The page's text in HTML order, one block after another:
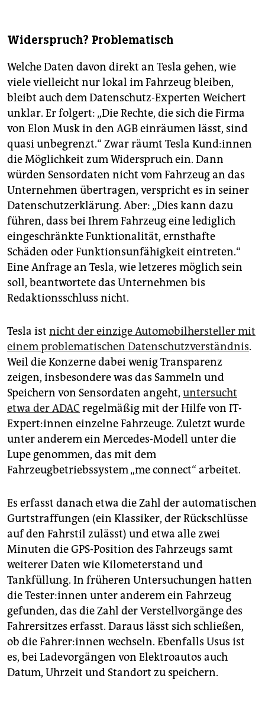
Widerspruch? Problematisch
Welche Daten davon direkt an Tesla gehen, wie
viele vielleicht nur lokal im Fahrzeug bleiben,
bleibt auch dem Datenschutz-Experten Weichert
unklar. Er folgert: „Die Rechte, die sich die Firma
von Elon Musk in den AGB einräumen lässt, sind
quasi unbegrenzt.“ Zwar räumt Tesla Kund:innen
die Möglichkeit zum Widerspruch ein. Dann
würden Sensordaten nicht vom Fahrzeug an das
Unternehmen übertragen, verspricht es in seiner
Datenschutzerklärung. Aber: „Dies kann dazu
führen, dass bei Ihrem Fahrzeug eine lediglich
eingeschränkte Funktionalität, ernsthafte
Schäden oder Funktionsunfähigkeit eintreten.“
Eine Anfrage an Tesla, wie letzeres möglich sein
soll, beantwortete das Unternehmen bis
Redaktionsschluss nicht.
Tesla ist nicht der einzige Automobilhersteller mit
einem problematischen Datenschutzverständnis.
Weil die Konzerne dabei wenig Transparenz
zeigen, insbesondere was das Sammeln und
Speichern von Sensordaten angeht, untersucht
etwa der ADACregelmäßig mit der Hilfe von IT-
Expert:innen einzelne Fahrzeuge. Zuletzt wurde
unter anderem ein Mercedes-Modell unter die
Lupe genommen, das mit dem
Fahrzeugbetriebssystem „me connect“ arbeitet.
Es erfasst danach etwa die Zahl der automatischen
Gurtstraffungen (ein Klassiker, der Rückschlüsse
auf den Fahrstil zulässt) und etwa alle zwei
Minuten die GPS-Position des Fahrzeugs samt
weiterer Daten wie Kilometerstand und
Tankfüllung. In früheren Untersuchungen hatten
die Tester:innen unter anderem ein Fahrzeug
gefunden, das die Zahl der Verstellvorgänge des
Fahrersitzes erfasst. Daraus lässt sich schließen,
ob die Fahrer:innen wechseln. Ebenfalls Usus ist
es, bei Ladevorgängen von Elektroautos auch
Datum, Uhrzeit und Standort zu speichern.